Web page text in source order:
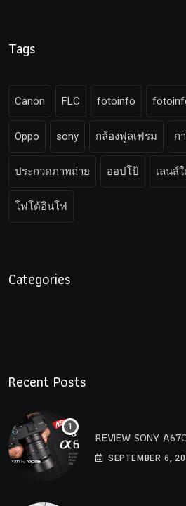
Tags
Canon FLC fotoinfo
Oppo sony กล้องฟูลเฟรม ก
ประกวดภาพถ่าย ออปโป้ เลนส์
โฟโต้อินโฟ
Categories
Recent Posts
REVIEW SONY
SEPTEMBER 6,